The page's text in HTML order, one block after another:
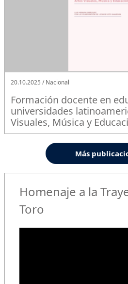
20.10.2025 / Nacional
Formación docente en
universidades
Visuales, Música y
Más
Homenaje a la
Toro